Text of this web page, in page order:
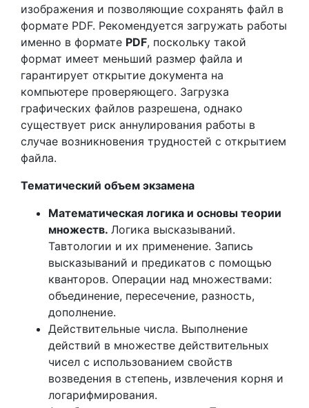
изображения и позволяющие сохранять файл в
формате PDF. Рекомендуется загружать работы
именно в формате PDF, поскольку такой
формат имеет меньший размер файла и
гарантирует открытие документа на
компьютере проверяющего. Загрузка
графических файлов разрешена, однако
существует риск аннулирования работы в
случае возникновения трудностей с открытием
файла.
Тематический объем экзамена
Математическая логика и основы теории
множеств. Логика высказываний.
Тавтологии и их применение. Запись
высказываний и предикатов с помощью
кванторов. Операции над множествами:
объединение, пересечение, разность,
дополнение.
Действительные числа. Выполнение
действий в множестве действительных
чисел с использованием свойств
возведения в степень, извлечения корня и
логарифмирования.